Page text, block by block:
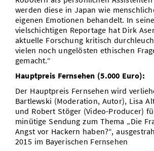
werden diese in Japan wie
eigenen Emotionen behandelt. In
vielschichtigen Reportage hat Dirk
aktuelle Forschung kritisch
vielen noch ungelösten ethischen
gemacht.“
Hauptpreis Fernsehen (5.000 Euro):
Der Hauptpreis Fernsehen wird
Bartlewski (Moderation, Autor), Lisa
und Robert Stöger (Video-Producer)
minütige Sendung zum Thema „Die
Angst vor Hackern haben?“,
2015 im Bayerischen Fernsehen